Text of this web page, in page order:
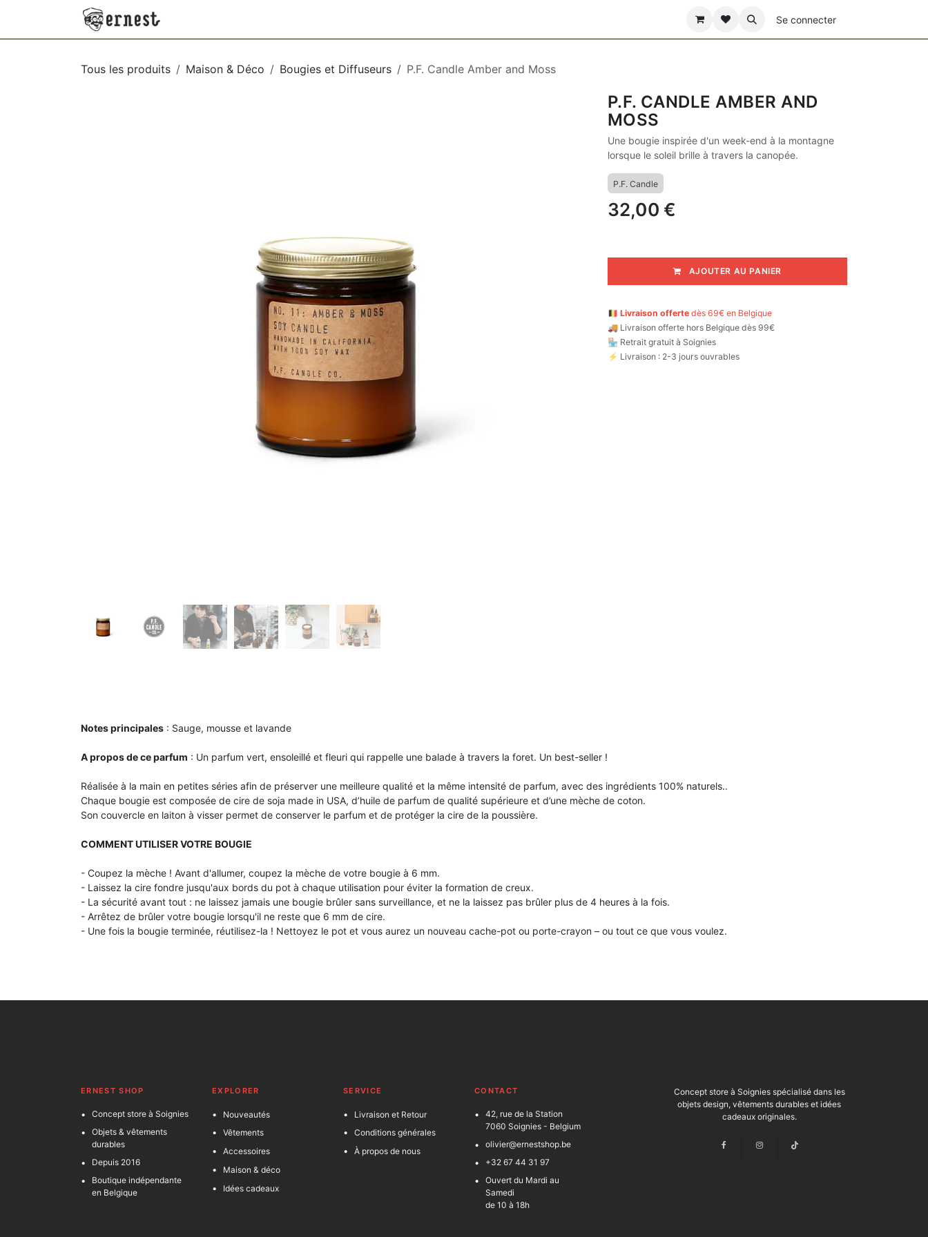
SE RENDRE AU CONTENU
Se connecter
Tous les produits Maison & Déco Bougies et Diffuseurs P.F. Candle Amber and Moss
P.F. CANDLE AMBER AND
MOSS
Une bougie inspirée d'un week-end à la montagne
lorsque le soleil brille à travers la canopée.
P.F. Candle
32,00 €
AJOUTER AU PANIER
🇧🇪 Livraison offerte dès 69€ en Belgique
🚚 Livraison offerte hors Belgique dès 99€
🏪 Retrait gratuit à Soignies
⚡ Livraison : 2-3 jours ouvrables
Notes principales : Sauge, mousse et lavande
A propos de ce parfum : Un parfum vert, ensoleillé et fleuri qui rappelle une balade à travers la foret. Un best-seller !
Réalisée à la main en petites séries afin de préserver une meilleure qualité et la même intensité de parfum, avec des ingrédients 100% naturels..
Chaque bougie est composée de cire de soja made in USA, d’huile de parfum de qualité supérieure et d’une mèche de coton.
Son couvercle en laiton à visser permet de conserver le parfum et de protéger la cire de la poussière.
COMMENT UTILISER VOTRE BOUGIE
- Coupez la mèche ! Avant d'allumer, coupez la mèche de votre bougie à 6 mm.
- Laissez la cire fondre jusqu'aux bords du pot à chaque utilisation pour éviter la formation de creux.
- La sécurité avant tout : ne laissez jamais une bougie brûler sans surveillance, et ne la laissez pas brûler plus de 4 heures à la fois.
- Arrêtez de brûler votre bougie lorsqu'il ne reste que 6 mm de cire.
- Une fois la bougie terminée, réutilisez-la ! Nettoyez le pot et vous aurez un nouveau cache-pot ou porte-crayon – ou tout ce que vous voulez.
ERNEST SHOP
Concept store à Soignies
Objets & vêtements
durables
Depuis 2016
Boutique indépendante
en Belgique
EXPLORER
Nouveautés
Vêtements
Accessoires
Maison & déco
Idées cadeaux
SERVICE
Livraison et Retour
Conditions générales
À propos de nous
CONTACT
42, rue de la Station
7060 Soignies - Belgium
olivier@ernestshop.be
+32 67 44 31 97
Ouvert du Mardi au
Samedi
de 10 à 18h
Concept store à Soignies spécialisé dans les
objets design, vêtements durables et idées
cadeaux originales.